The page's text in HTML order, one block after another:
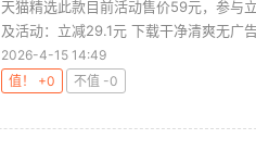
天猫精选此款目前活动售价59元，参与
及活动：立减29.1元 下载干净清爽无广
2026-4-15 14:49
值！ +0
不值 -0